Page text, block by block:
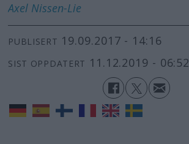
Axel Nissen-Lie
PUBLISERT 19.09.2017 - 14:16
SIST OPPDATERT 11.12.2019 - 06:52